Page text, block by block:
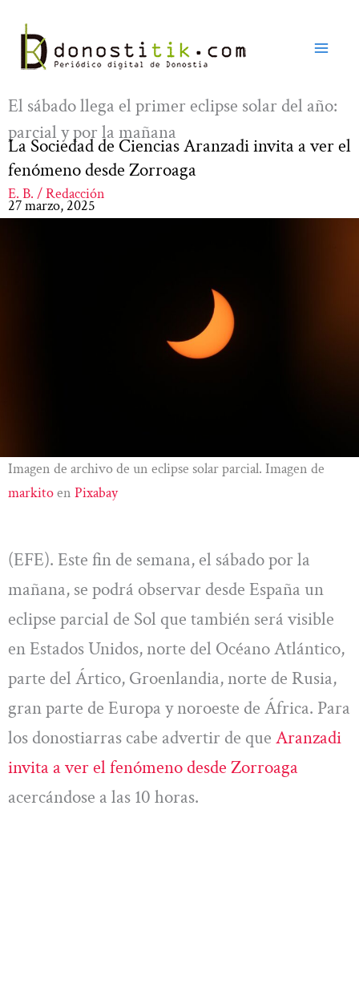
contenido
El sábado llega el primer eclipse solar del año:
parcial y por la mañana
La Sociedad de Ciencias Aranzadi invita a ver el
fenómeno desde Zorroaga
E. B. / Redacción
27 marzo, 2025
Imagen de archivo de un eclipse solar parcial. Imagen de
markitoen Pixabay
(EFE). Este fin de semana, el sábado por la
mañana, se podrá observar desde España un
eclipse parcial de Sol que también será visible
en Estados Unidos, norte del Océano Atlántico,
parte del Ártico, Groenlandia, norte de Rusia,
gran parte de Europa y noroeste de África. Para
los donostiarras cabe advertir de que Aranzadi
invita a ver el fenómeno desde Zorroaga
acercándose a las 10 horas.